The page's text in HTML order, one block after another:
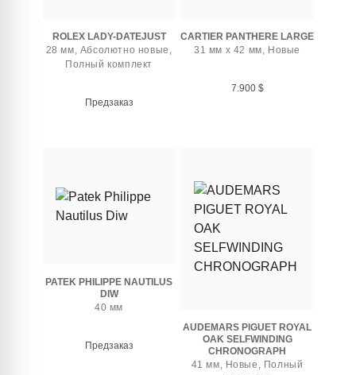
ROLEX LADY-DATEJUST
28 мм, Абсолютно новые,
Полный комплект
Предзаказ
CARTIER PANTHERE LARGE
31 мм x 42 мм, Новые
7.900$
PATEK PHILIPPE NAUTILUS
DIW
40 мм
Предзаказ
AUDEMARS PIGUET ROYAL
OAK SELFWINDING
CHRONOGRAPH
41 мм, Новые, Полный